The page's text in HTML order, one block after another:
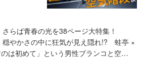
さらば青春の光を38ページ大特集！
穏やかさの中に狂気が見え隠れ!? 蛙亭 ×
は初めて」という男性ブランコと空…